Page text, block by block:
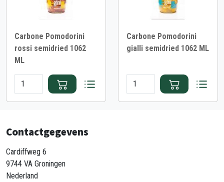
Carbone Pomodorini
rossi semidried 1062
ML
Carbone Pomodorini
gialli semidried 1062 ML
Contactgegevens
Cardiffweg 6
9744 VA Groningen
Nederland